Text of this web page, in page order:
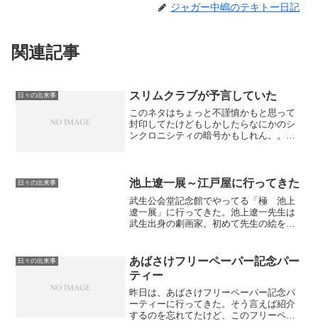
ジャガー中嶋のテキトー日記
関連記事
日々の出来事 スリムクラブが予言していた
このネタはちょっと不謹慎かもと思って
封印してたけどもしかしたらなにかのシ
ンクロニシティの暗号かもしれん。。。
日々の出来事 池上遼一展～江戸屋に行ってきた
武生公会堂記念館でやってる「極 池上
遼一展」に行ってきた。池上遼一先生は
武生出身の劇画家。初めて先生の絵を見
ではその男組の直筆原稿も含め過去から
現在までの直筆原稿が展示さ...
日々の出来事
あばさけフリーペーパー記念パー
ティー
昨日は、あばさけフリーペーパー記念パ
ーティーに行ってきた。そう言えば紹介
するのを忘れてたけど、このフリーペー